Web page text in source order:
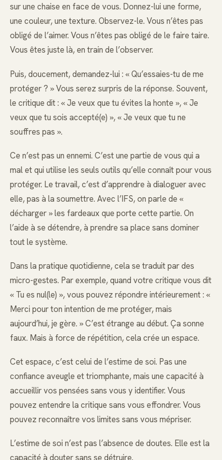
sur une chaise en face de vous. Donnez-lui une forme,
une couleur, une texture. Observez-le. Vous n’êtes pas
obligé de l’aimer. Vous n’êtes pas obligé de le faire taire.
Vous êtes juste là, en train de l’observer.
Puis, doucement, demandez-lui : « Qu’essaies-tu de me
protéger ? » Vous serez surpris de la réponse. Souvent,
le critique dit : « Je veux que tu évites la honte », « Je
veux que tu sois accepté(e) », « Je veux que tu ne
souffres pas ».
Ce n’est pas un ennemi. C’est une partie de vous qui a
mal et qui utilise les seuls outils qu’elle connaît pour vous
protéger. Le travail, c’est d’apprendre à dialoguer avec
elle, pas à la soumettre. Avec l’IFS, on parle de «
décharger » les fardeaux que porte cette partie. On
l’aide à se détendre, à prendre sa place sans dominer
tout le système.
Dans la pratique quotidienne, cela se traduit par des
micro-gestes. Par exemple, quand votre critique vous dit
« Tu es nul(le) », vous pouvez répondre intérieurement : «
Merci pour ton intention de me protéger, mais
aujourd’hui, je gère. » C’est étrange au début. Ça sonne
faux. Mais à force de répétition, cela crée un espace.
Cet espace, c’est celui de l’estime de soi. Pas une
confiance aveugle et triomphante, mais une capacité à
accueillir vos pensées sans vous y identifier. Vous
pouvez entendre la critique sans vous effondrer. Vous
pouvez reconnaître vos limites sans vous mépriser.
L’estime de soi n’est pas l’absence de doutes. Elle est la
capacité à douter sans se détruire.